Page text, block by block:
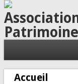
Accueil